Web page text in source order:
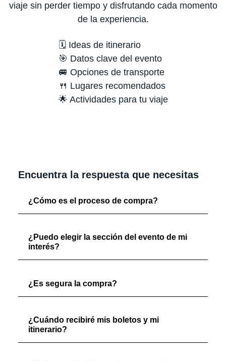
viaje sin perder tiempo y disfrutando cada momento
de la experiencia.
🗓️ Ideas de itinerario
🎯 Datos clave del evento
🚐 Opciones de transporte
🍴 Lugares recomendados
🌟 Actividades para tu viaje
Encuentra la respuesta que necesitas
¿Cómo es el proceso de compra?
¿Puedo elegir la sección del evento de mi
interés?
¿Es segura la compra?
¿Cuándo recibiré mis boletos y mi
itinerario?